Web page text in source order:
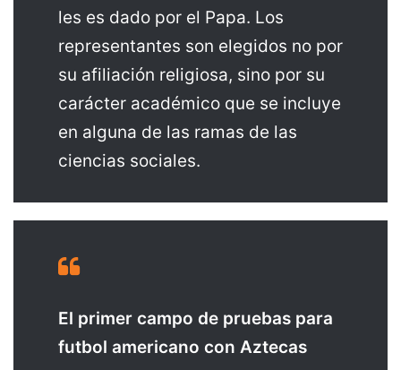
les es dado por el Papa. Los
representantes son elegidos no por
su afiliación religiosa, sino por su
carácter académico que se incluye
en alguna de las ramas de las
ciencias sociales.
El primer campo de pruebas para
futbol americano con Aztecas